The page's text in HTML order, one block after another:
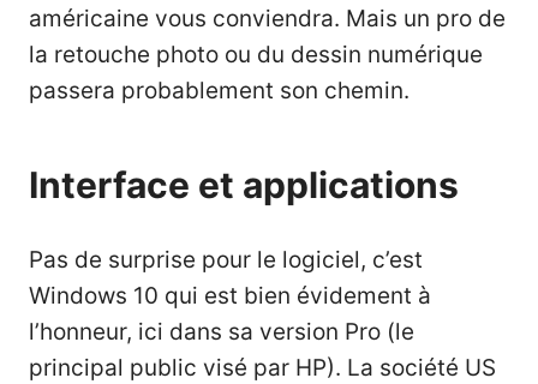
américaine vous conviendra. Mais un pro de
la retouche photo ou du dessin numérique
passera probablement son chemin.
Interface et applications
Pas de surprise pour le logiciel, c’est
Windows 10 qui est bien évidement à
l’honneur, ici dans sa version Pro (le
principal public visé par HP). La société US